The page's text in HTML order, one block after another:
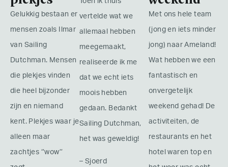
Gelukkig bestaan er
mensen zoals Ilmar
van Sailing
Dutchman. Mensen
die plekjes vinden
die heel bijzonder
zijn en niemand
kent. Plekjes waar je
alleen maar
zachtjes ‘’wow’’
vertelde wat we
allemaal hebben
meegemaakt,
realiseerde ik me
dat we echt iets
moois hebben
gedaan. Bedankt
Sailing Dutchman,
het was geweldig!
– Sjoerd
Met ons hele team
(jong en iets minder
jong) naar Ameland!
Wat hebben we een
fantastisch en
onvergetelijk
weekend gehad! De
activiteiten, de
restaurants en het
hotel waren top en